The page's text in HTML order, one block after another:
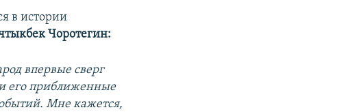
в истории
Чоротегин:
впервые сверг
его приближенные
Мне кажется,